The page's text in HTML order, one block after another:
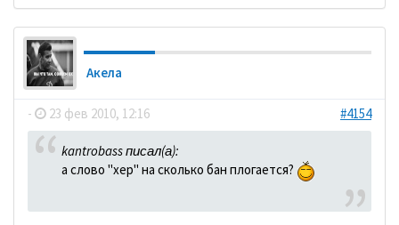
Акела
- 23 фев 2010, 12:16 #4154
kantrobass писал(а):
а слово "хер" на сколько бан плогается?